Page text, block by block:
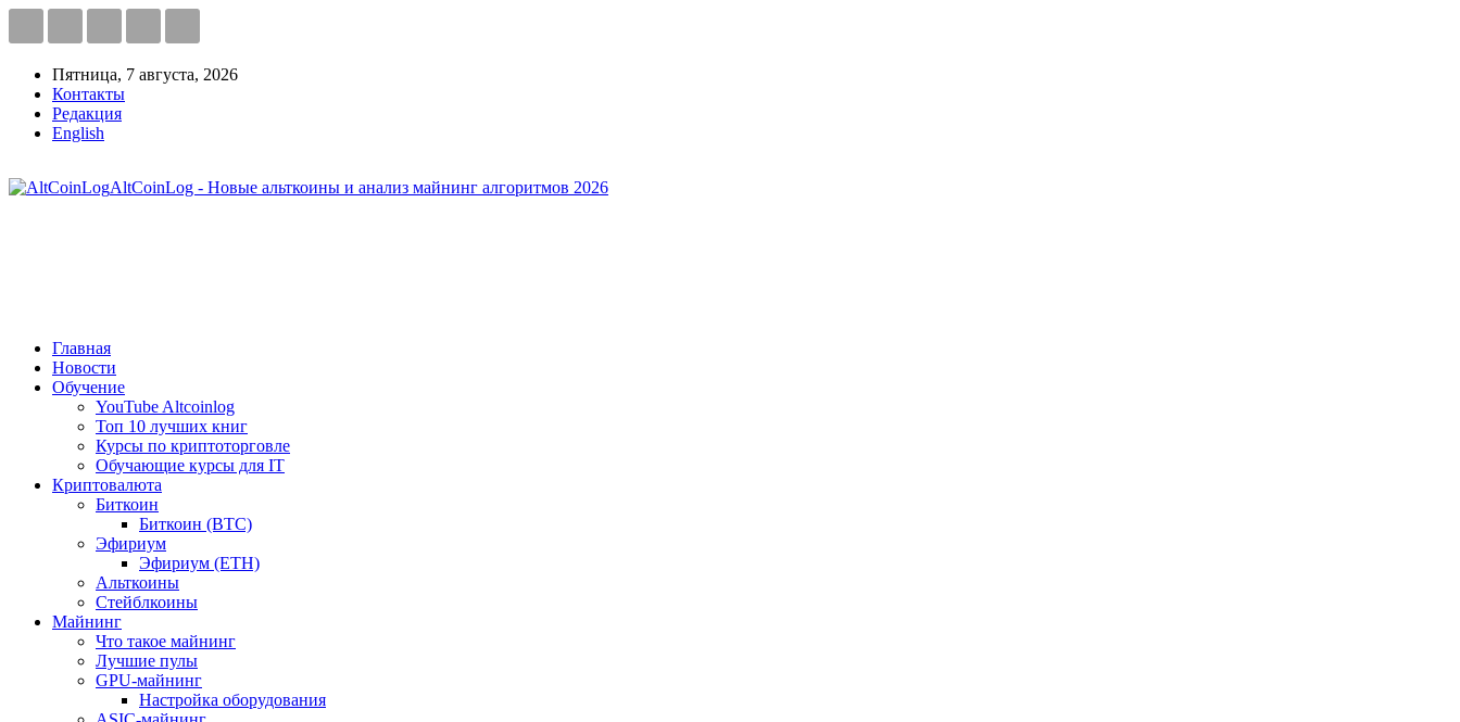
Пятница, 7 августа, 2026
Контакты
Редакция
English
AltCoinLog - Новые альткоины и анализ майнинг алгоритмов 2026
Главная
Новости
Обучение
YouTube Altcoinlog
Топ 10 лучших книг
Курсы по криптоторговле
Обучающие курсы для IT
Криптовалюта
Биткоин
Биткоин (BTC)
Эфириум
Эфириум (ETH)
Альткоины
Стейблкоины
Майнинг
Что такое майнинг
Лучшие пулы
GPU-майнинг
Настройка оборудования